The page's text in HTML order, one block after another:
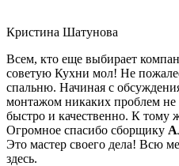
Кристина Шатунова
Всем, кто еще выбирает
советую Кухни мол! Не
спальню. Начиная с
монтажом никаких проблем
быстро и качественно. К тому
Огромное спасибо сборщику
Это мастер своего дела! Всю
здесь.